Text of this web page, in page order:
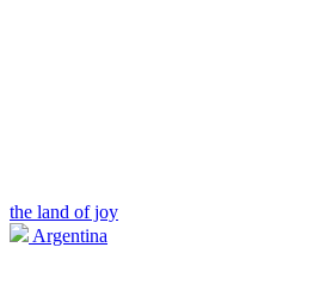
the land of joy
Argentina